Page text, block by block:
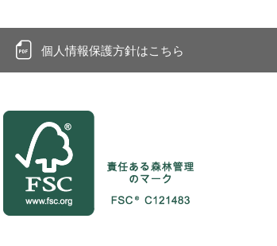
個人情報保護方針はこちら